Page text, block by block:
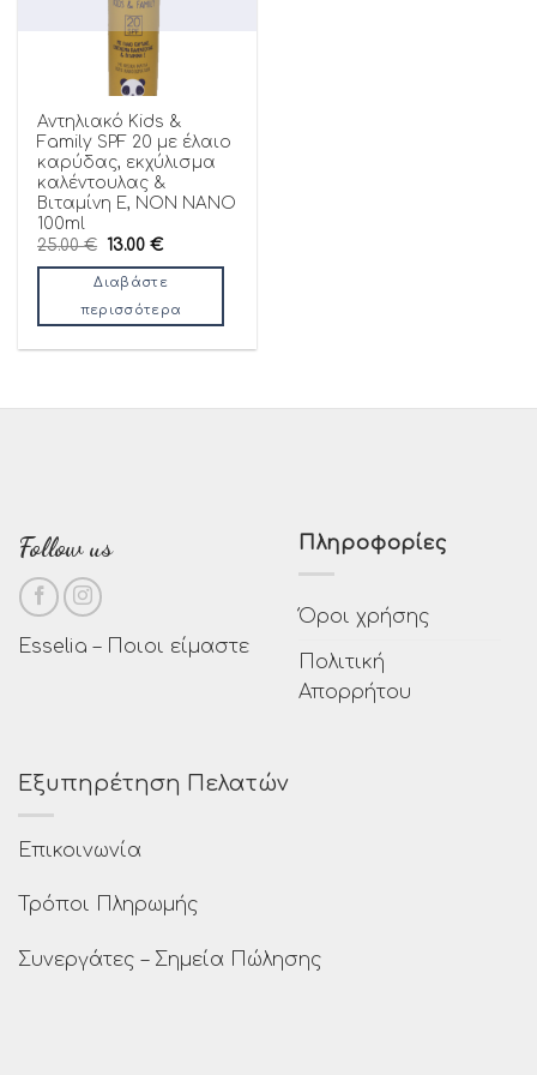
Αντηλιακό Kids &
Family SPF 20 με έλαιο
καρύδας, εκχύλισμα
καλέντουλας &
Βιταμίνη Ε, NON NANO
100ml
25.00€ Original
was:
25.00 €.
13.00€Η
είναι:
13.00 €.
Διαβάστε
περισσότερα
Follow us
Esselia – Ποιοι είμαστε
Πληροφορίες
Όροι χρήσης
Πολιτική
Απορρήτου
Εξυπηρέτηση Πελατών
Επικοινωνία
Τρόποι Πληρωμής
Συνεργάτες – Σημεία Πώλησης